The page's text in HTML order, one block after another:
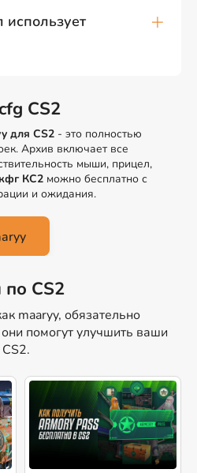
CS2
для CS2 - это полностью
Архив включает все
мыши, прицел,
КС2 можно бесплатно с
и ожидания.
CS2
maaryy, обязательно
помогут улучшить ваши